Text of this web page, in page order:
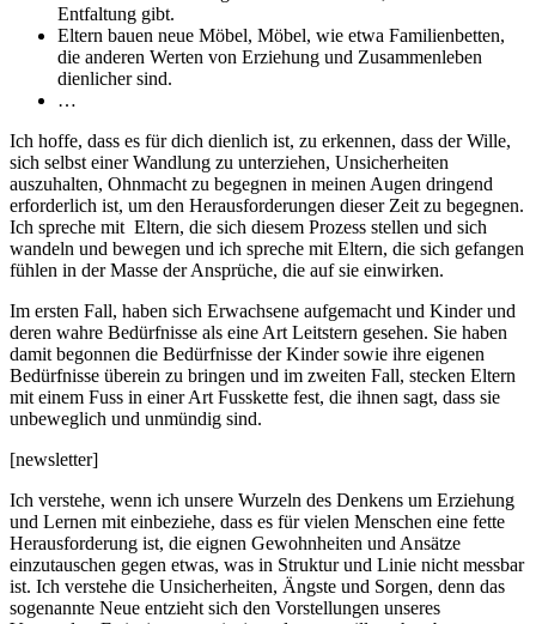
Entfaltung gibt.
Eltern bauen neue Möbel, Möbel, wie etwa Familienbetten,
die anderen Werten von Erziehung und Zusammenleben
dienlicher sind.
…
Ich hoffe, dass es für dich dienlich ist, zu erkennen, dass der Wille,
sich selbst einer Wandlung zu unterziehen, Unsicherheiten
auszuhalten, Ohnmacht zu begegnen in meinen Augen dringend
erforderlich ist, um den Herausforderungen dieser Zeit zu begegnen.
Ich spreche mit Eltern, die sich diesem Prozess stellen und sich
wandeln und bewegen und ich spreche mit Eltern, die sich gefangen
fühlen in der Masse der Ansprüche, die auf sie einwirken.
Im ersten Fall, haben sich Erwachsene aufgemacht und Kinder und
deren wahre Bedürfnisse als eine Art Leitstern gesehen. Sie haben
damit begonnen die Bedürfnisse der Kinder sowie ihre eigenen
Bedürfnisse überein zu bringen und im zweiten Fall, stecken Eltern
mit einem Fuss in einer Art Fusskette fest, die ihnen sagt, dass sie
unbeweglich und unmündig sind.
[newsletter]
Ich verstehe, wenn ich unsere Wurzeln des Denkens um Erziehung
und Lernen mit einbeziehe, dass es für vielen Menschen eine fette
Herausforderung ist, die eignen Gewohnheiten und Ansätze
einzutauschen gegen etwas, was in Struktur und Linie nicht messbar
ist. Ich verstehe die Unsicherheiten, Ängste und Sorgen, denn das
sogenannte Neue entzieht sich den Vorstellungen unseres